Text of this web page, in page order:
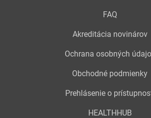
FAQ
Akreditácia novinárov
Ochrana osobných
Obchodné podmienky
Prehlásenie o
HEALTHHUB